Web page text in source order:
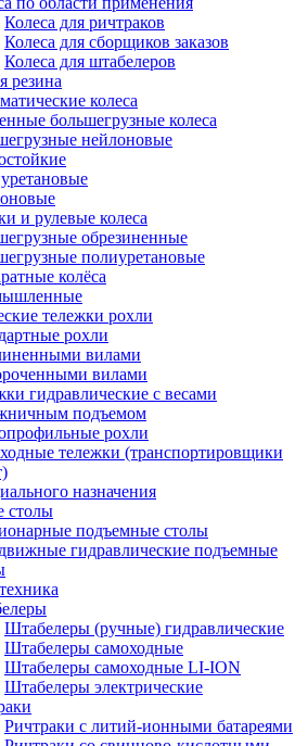
Колеса для ричтраков
Колеса для сборщиков заказов
Колеса для штабелеров
резина
колеса
большегрузные колеса
нейлоновые
и рулевые колеса
обрезиненные
полиуретановые
колёса
тележки рохли
рохли
вилами
вилами
гидравлические с весами
подъемом
рохли
тележки (транспортировщики
назначения
столы
подъемные столы
гидравлические подъемные
Штабелеры (ручные) гидравлические
Штабелеры самоходные
Штабелеры самоходные LI-ION
Штабелеры электрические
Ричтраки с литий-ионными батареями